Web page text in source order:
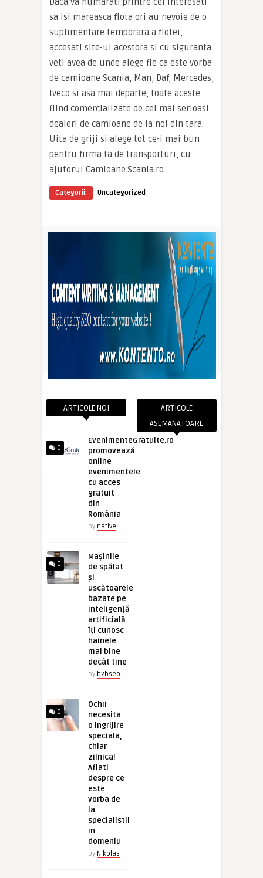
sa isi mareasca flota ori au nevoie de o
suplimentare temporara a flotei,
accesati site-ul acestora si cu siguranta
veti avea de unde alege fie ca este vorba
de camioane Scania, Man, Daf, Mercedes,
Iveco si asa mai departe, toate aceste
fiind comercializate de cei mai serioasi
dealeri de camioane de la noi din tara.
Uita de griji si alege tot ce-i mai bun
pentru firma ta de transporturi, cu
ajutorul Camioane.Scania.ro.
Categorii: Uncategorized
ARTICOLE NOI
0
EvenimenteGratuite.ro
promovează
online
evenimentele
cu acces
gratuit
din
România
by native
0
Mașinile
de spălat
și
uscătoarele
bazate pe
inteligență
artificială
îți cunosc
hainele
mai bine
decât tine
by b2bseo
0
Ochii
necesita
o ingrijire
speciala,
chiar
zilnica!
Aflati
despre ce
este
vorba de
la
specialistii
in
domeniu
by Nikolas
ARTICOLE
ASEMANATOARE